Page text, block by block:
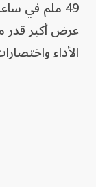
عرض أكبر قدر
الأداء